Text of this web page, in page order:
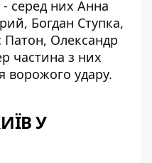
- серед них Анна
Богдан Ступка,
Олександр
частина з них
ворожого удару.
У